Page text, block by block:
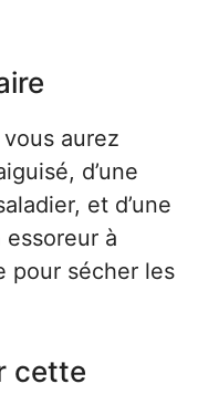
aurez
d’une
et d’une
à
pour sécher les
cette